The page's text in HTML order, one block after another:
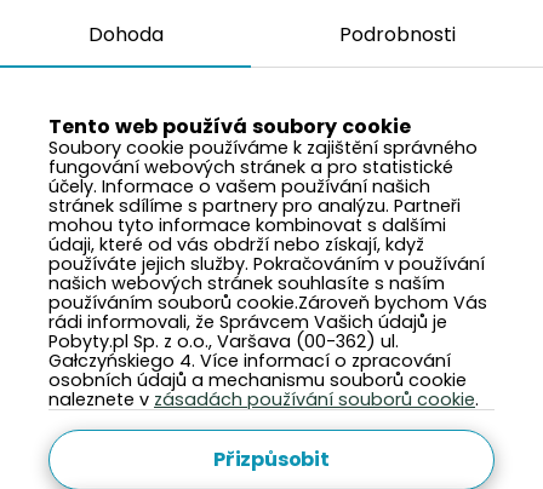
Cena za noc z:~11 765 CZK
2 000 PLN
Dębowa
Sopot, ulice Dębowa 12
Dohoda Podrobnosti
Tento web používá soubory cookie
Soubory cookie používáme k zajištění správného
fungování webových stránek a pro statistické
účely. Informace o vašem používání našich
stránek sdílíme s partnery pro analýzu. Partneři
mohou tyto informace kombinovat s dalšími
údaji, které od vás obdrží nebo získají, když
používáte jejich služby. Pokračováním v používání
našich webových stránek souhlasíte s naším
používáním souborů cookie.Zároveň bychom Vás
rádi informovali, že Správcem Vašich údajů je
Pobyty.pl Sp. z o.o., Varšava (00-362) ul.
Gałczyńskiego 4. Více informací o zpracování
osobních údajů a mechanismu souborů cookie
naleznete v zásadách používání souborů cookie.
Přizpůsobit